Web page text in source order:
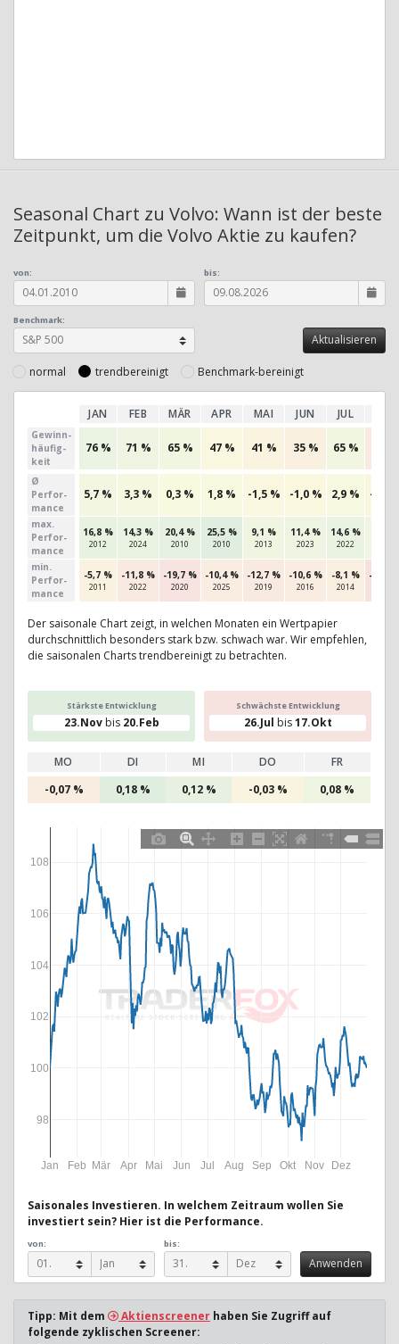
Seasonal Chart zu Volvo: Wann ist der beste
Zeitpunkt, um die Volvo Aktie zu kaufen?
Benchmark:
von: bis:
normal trendbereinigt Benchmark-bereinigt
JAN FEB MÄR APR MAI JUN JUL
Gewinn­
häufig­
keit
76 % 71 % 65 % 47 % 41 % 35 % 65 %
Ø
Perfor­
mance
5,7 % 3,3 % 0,3 % 1,8 % -1,5 % -1,0 % 2,9 % -2,9
max.
Per­for­
mance
16,8 %
2012
14,3 %
2024
20,4 %
2010
25,5 %
2010
9,1 %
2013
11,4 %
2023
14,6 %
2022
min.
Per­for­
mance
-5,7 %
2011
-11,8 %
2022
-19,7 %
2020
-10,4 %
2025
-12,7 %
2019
-10,6 %
2016
-8,1 %
2014
-22,6
Der saisonale Chart zeigt, in welchen Monaten ein Wertpapier
durchschnittlich besonders stark bzw. schwach war. Wir empfehlen,
die saisonalen Charts trendbereinigt zu betrachten.
Jan Feb Mär Apr Mai Jun Jul Aug Sep Okt Nov Dez
98
100
102
104
106
108
Stärkste Entwicklung
23.Novbis 20.Feb
Schwächste Entwicklung
26.Jul bis17.Okt
MO DI MI DO
FR
-0,07 %
0,18 % 0,12 % -0,03 % 0,08 %
Saisonales Investieren. In welchem Zeitraum wollen Sie
investiert sein? Hier ist die Performance.
von: bis:
Tipp: Mit dem Aktienscreener haben Sie Zugriff auf
folgende zyklischen Screener: